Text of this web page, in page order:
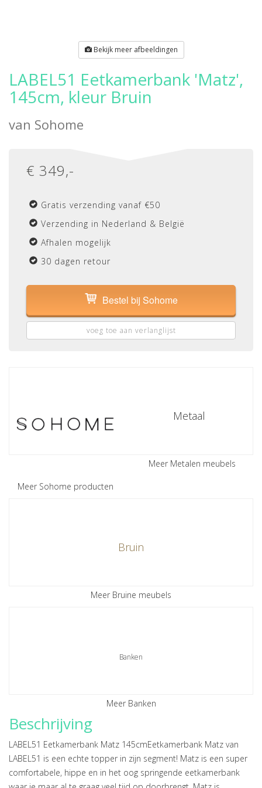
Bekijk meer afbeeldingen
LABEL51 Eetkamerbank 'Matz',
145cm, kleur Bruin
van Sohome
€ 349,-
Gratis verzending vanaf €50
Verzending in Nederland & België
Afhalen mogelijk
30 dagen retour
Bestel bij Sohome
voeg toe aan verlanglijst
Meer Sohome producten
Metaal
Meer Metalen meubels
Bruin
Meer Bruine meubels
Banken
Meer Banken
Beschrijving
LABEL51 Eetkamerbank Matz 145cmEetkamerbank Matz van
LABEL51 is een echte topper in zijn segment! Matz is een super
comfortabele, hippe en in het oog springende eetkamerbank